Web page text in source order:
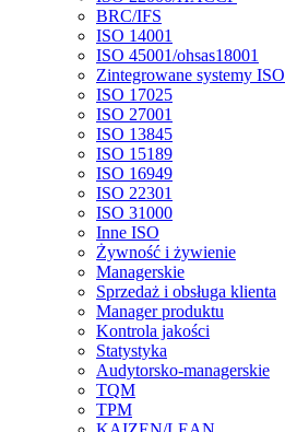
BRC/IFS
ISO 14001
ISO 45001/ohsas18001
Zintegrowane systemy ISO
ISO 17025
ISO 27001
ISO 13845
ISO 15189
ISO 16949
ISO 22301
ISO 31000
Inne ISO
Żywność i żywienie
Managerskie
Sprzedaż i obsługa klienta
Manager produktu
Kontrola jakości
Statystyka
Audytorsko-managerskie
TQM
TPM